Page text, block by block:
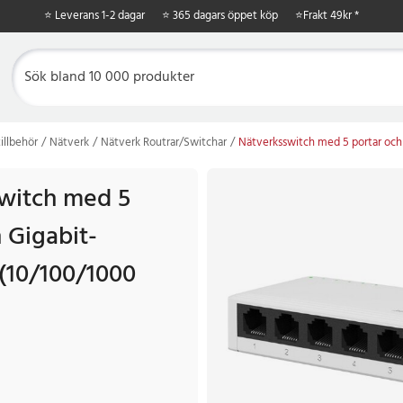
⭐ Leverans 1-2 dagar ⭐ 365 dagars öppet köp ⭐Frakt 49kr *
Nätverk Nätverk Routrar/Switchar Nätverksswitch med 5 portar
med 5
100/1000